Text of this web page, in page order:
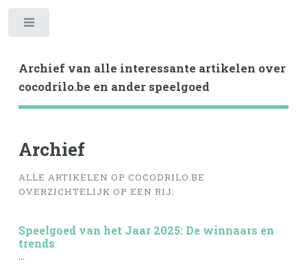
Archief van alle interessante artikelen over
cocodrilo.be en ander speelgoed
Archief
ALLE ARTIKELEN OP COCODRILO.BE
OVERZICHTELIJK OP EEN RIJ.
Speelgoed van het Jaar 2025: De winnaars en
trends
...